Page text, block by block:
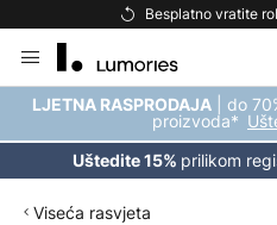
Besplatno vratite
to
Content
LJETNA RASPRODAJA | do
proizvoda*
Uštedite 15% prilikom
Viseća rasvjeta